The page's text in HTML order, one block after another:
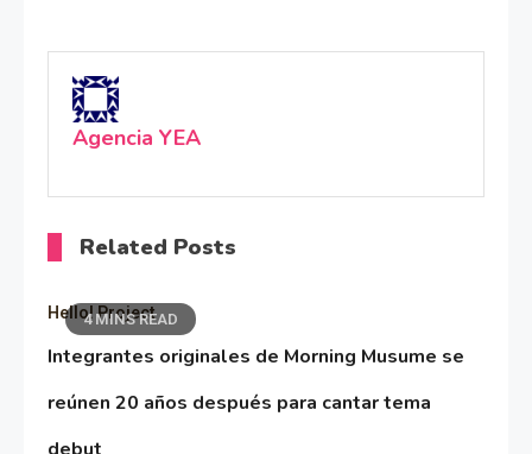
Agencia YEA
Related Posts
4 MINS READ
Hello! Project
Integrantes originales de Morning Musume se
reúnen 20 años después para cantar tema